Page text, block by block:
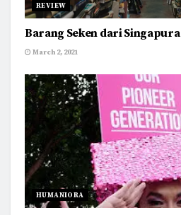
REVIEW
Barang Seken dari Singapura
March 2, 2021
HUMANIORA